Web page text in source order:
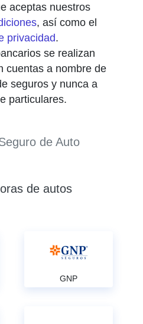
aceptas nuestros
, así como el
privacidad.
se realizan
cuentas a nombre de
seguros y nunca a
particulares.
de Auto
de autos
GNP